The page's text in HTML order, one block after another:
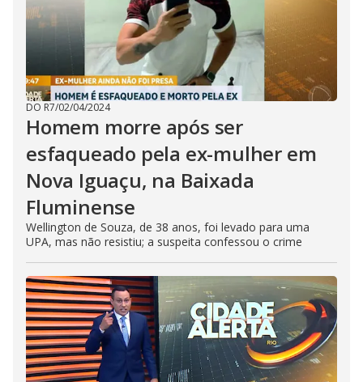
DO R7/02/04/2024
Homem morre após ser
esfaqueado pela ex-mulher em
Nova Iguaçu, na Baixada
Fluminense
Wellington de Souza, de 38 anos, foi levado para uma
UPA, mas não resistiu; a suspeita confessou o crime